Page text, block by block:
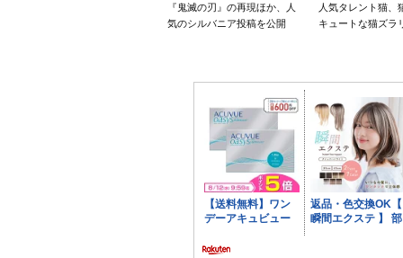
『鬼滅の刃』の再現ほか、人
気のシルバニア投稿を公開
人気タレント猫
キュートな猫ズラ